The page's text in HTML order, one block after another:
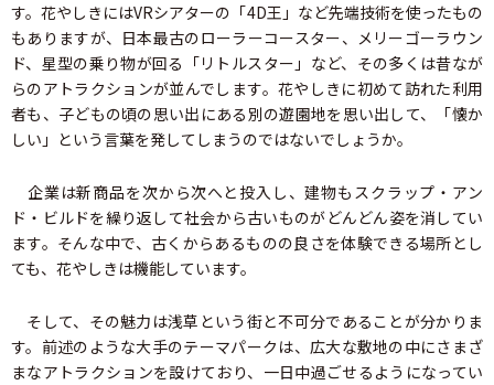
す。花やしきにはVRシアターの「4D王」など先端技術を使ったもの
もありますが、日本最古のローラーコースター、メリーゴーラウン
ド、星型の乗り物が回る「リトルスター」など、その多くは昔なが
らのアトラクションが並んでします。花やしきに初めて訪れた利用
者も、子どもの頃の思い出にある別の遊園地を思い出して、「懐か
しい」という言葉を発してしまうのではないでしょうか。
企業は新商品を次から次へと投入し、建物もスクラップ・アン
ド・ビルドを繰り返して社会から古いものがどんどん姿を消してい
ます。そんな中で、古くからあるものの良さを体験できる場所とし
ても、花やしきは機能しています。
そして、その魅力は浅草という街と不可分であることが分かりま
す。前述のような大手のテーマパークは、広大な敷地の中にさまざ
まなアトラクションを設けており、一日中過ごせるようになってい